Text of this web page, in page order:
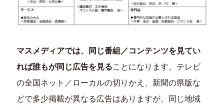
マスメディアでは、同じ番組／コンテンツを見てい
れば誰もが同じ広告を見ることになります。テレビ
の全国ネット／ローカルの切りかえ、新聞の県版な
どで多少掲載が異なる広告はありますが、同じ地域